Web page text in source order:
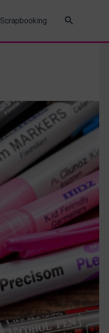
Scrapbooking